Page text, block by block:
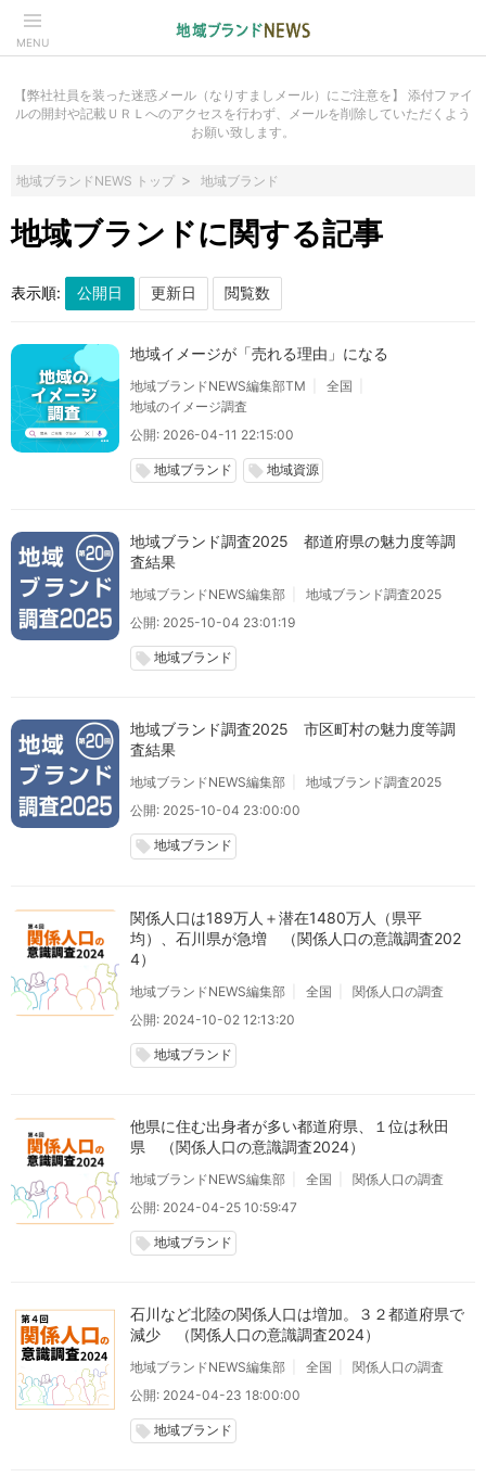
MENU
【弊社社員を装った迷惑メール（なりすましメール）にご注意を】 添付ファイ
ルの開封や記載ＵＲＬへのアクセスを行わず、メールを削除していただくよう
お願い致します。
地域ブランドNEWS トップ 地域ブランド
地域ブランドに関する記事
表示順:
地域イメージが「売れる理由」になる
地域ブランドNEWS編集部TM
全国
地域のイメージ調査
公開: 2026-04-11 22:15:00
local_offer 地域ブランド local_offer 地域資源
地域ブランド調査2025 都道府県の魅力度等調
査結果
地域ブランドNEWS編集部
地域ブランド調査2025
公開: 2025-10-04 23:01:19
local_offer 地域ブランド
地域ブランド調査2025 市区町村の魅力度等調
査結果
地域ブランドNEWS編集部
地域ブランド調査2025
公開: 2025-10-04 23:00:00
local_offer 地域ブランド
関係人口は189万人＋潜在1480万人（県平
均）、石川県が急増 （関係人口の意識調査202
4）
地域ブランドNEWS編集部 全国
関係人口の調査
公開: 2024-10-02 12:13:20
local_offer 地域ブランド
他県に住む出身者が多い都道府県、１位は秋田
県 （関係人口の意識調査2024）
地域ブランドNEWS編集部 全国
関係人口の調査
公開: 2024-04-25 10:59:47
local_offer 地域ブランド
石川など北陸の関係人口は増加。３２都道府県で
減少 （関係人口の意識調査2024）
地域ブランドNEWS編集部 全国
関係人口の調査
公開: 2024-04-23 18:00:00
local_offer 地域ブランド